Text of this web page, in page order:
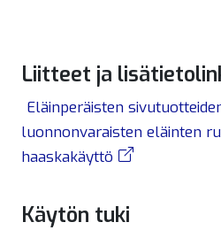
Liitteet ja
Eläinperäisten
luonnonvaraisten eläinten
haaskakäyttö
Käytön tuki